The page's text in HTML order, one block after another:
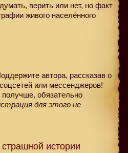
верить или нет, но факт
живого населённого
автора, рассказав о
или мессенджеров!
обязательно
для этого не
страшной истории